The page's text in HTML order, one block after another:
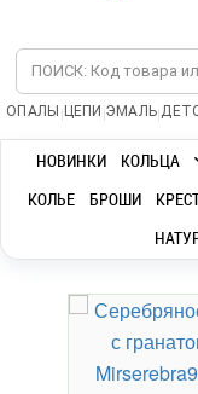
ОПАЛЫ | ЦЕПИ |ЭМАЛЬ|
НОВИНКИ КОЛЬЦА
КОЛЬЕ
БРОШИ